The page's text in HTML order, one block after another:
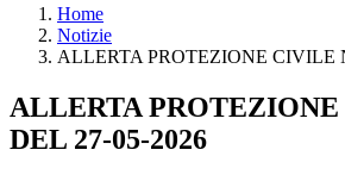
Home
Notizie
ALLERTA PROTEZIONE CIVILE
ALLERTA
DEL 27-05-2026